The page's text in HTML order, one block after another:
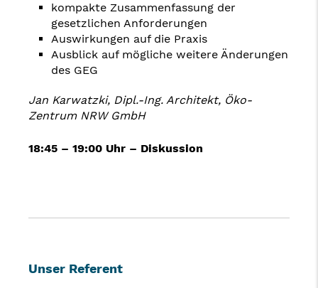
kompakte Zusammenfassung der
gesetzlichen Anforderungen
Auswirkungen auf die Praxis
Ausblick auf mögliche weitere Änderungen
des GEG
Jan Karwatzki, Dipl.-Ing. Architekt, Öko-
Zentrum NRW GmbH
18:45 – 19:00 Uhr – Diskussion
Unser Referent